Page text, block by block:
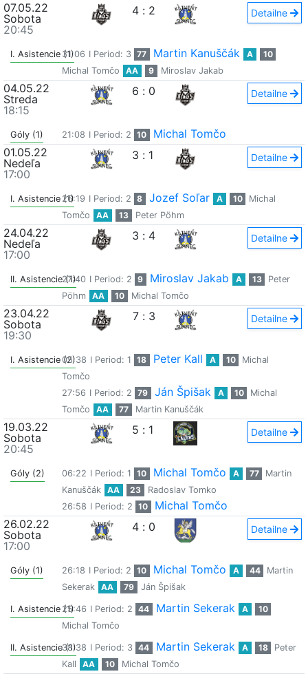
07.05.22
Sobota
20:45
4 : 2 Detailne
I. Asistencie (1)31:06 I Period: 3 77 Martin Kanuščák A
10
Michal Tomčo
AA 9 Miroslav Jakab
04.05.22
Streda
18:15
6 : 0 Detailne
Góly (1) 21:08 I Period: 2 10
Michal Tomčo
01.05.22
Nedeľa
17:00
3 : 1 Detailne
I. Asistencie (1)26:19 I Period: 2 8 Jozef Soľar A 10
Michal
Tomčo
AA 13 Peter Pöhm
24.04.22
Nedeľa
17:00
3 : 4 Detailne
II. Asistencie (1)
27:40 I Period: 2 9 Miroslav Jakab A 13
Peter
Pöhm
AA 10 Michal Tomčo
23.04.22
Sobota
19:30
7 : 3 Detailne
I. Asistencie (2)05:38 I Period: 1 18 Peter Kall A 10
Michal
Tomčo
27:56 I Period: 2 79 Ján Špišak A 10
Michal
Tomčo
AA 77 Martin Kanuščák
19.03.22
Sobota
20:45
5 : 1 Detailne
Góly (2) 06:22 I Period: 1 10 Michal Tomčo A 77
Martin
Kanuščák
AA 23
Radoslav Tomko
26:58 I Period: 2 10
Michal Tomčo
26.02.22
Sobota
17:00
4 : 0 Detailne
Góly (1) 26:18 I Period: 2 10 Michal Tomčo A 44
Martin
Sekerak
AA 79 Ján Špišak
I. Asistencie (1)25:46 I Period: 2 44 Martin Sekerak A
10
Michal Tomčo
II. Asistencie (1)
38:38 I Period: 3 44 Martin Sekerak A 18
Peter
Kall
AA 10 Michal Tomčo